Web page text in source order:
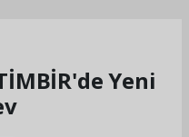
Yeni